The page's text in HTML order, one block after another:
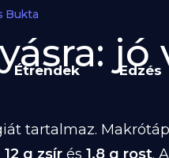
Étrendek Edzés
Bukta
jó
tartalmaz.
12 g zsír és 1.8 g rost. A